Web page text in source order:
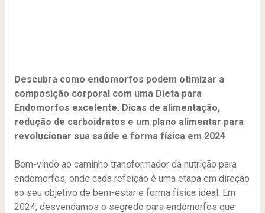
Descubra como endomorfos podem otimizar a
composição corporal com uma Dieta para
Endomorfos excelente. Dicas de alimentação,
redução de carboidratos e um plano alimentar para
revolucionar sua saúde e forma física em 2024
Bem-vindo ao caminho transformador da nutrição para
endomorfos, onde cada refeição é uma etapa em direção
ao seu objetivo de bem-estar e forma física ideal. Em
2024, desvendamos o segredo para endomorfos que